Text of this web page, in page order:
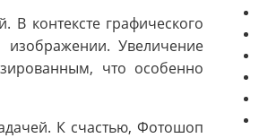
В контексте графического
изображении. Увеличение
что особенно
К счастью, Фотошоп